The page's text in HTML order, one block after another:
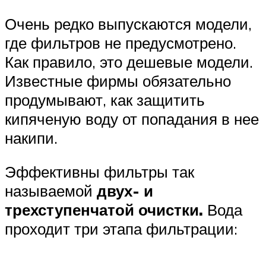
Очень редко выпускаются модели,
где фильтров не предусмотрено.
Как правило, это дешевые модели.
Известные фирмы обязательно
продумывают, как защитить
кипяченую воду от попадания в нее
накипи.
Эффективны фильтры так
называемой двух- и
трехступенчатой очистки. Вода
проходит три этапа фильтрации: